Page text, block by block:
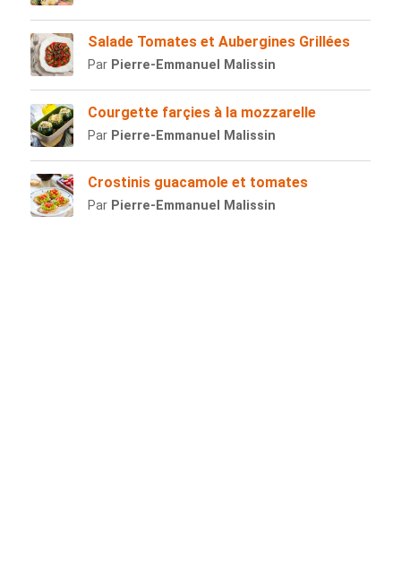
Salade Tomates et Aubergines Grillées
Par Pierre-Emmanuel Malissin
Courgette farçies à la mozzarelle
Par Pierre-Emmanuel Malissin
Crostinis guacamole et tomates
Par Pierre-Emmanuel Malissin